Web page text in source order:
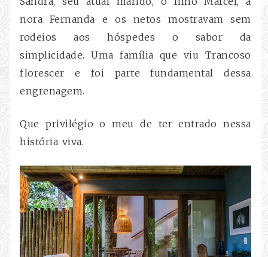
nora Fernanda e os netos mostravam sem
rodeios aos hóspedes o sabor da
simplicidade. Uma família que viu Trancoso
florescer e foi parte fundamental dessa
engrenagem.
Que privilégio o meu de ter entrado nessa
história viva.